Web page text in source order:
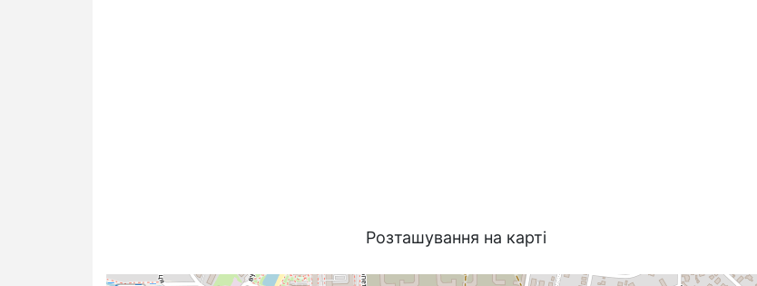
Розташування на карті